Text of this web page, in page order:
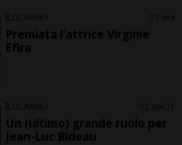
LOCARNO 1 ora
Premiata l'attrice Virginie
Efira
LOCARNO 2 ore 1
Un (ultimo) grande ruolo per
Jean-Luc Bideau